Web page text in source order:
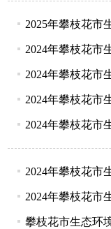
2025年攀枝花市
2024年攀枝花市
2024年攀枝花市
2024年攀枝花市
2024年攀枝花市
2024年攀枝花市
2024年攀枝花市
攀枝花市生态环